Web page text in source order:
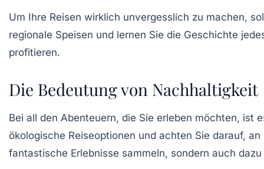
Um Ihre Reisen wirklich unvergesslich zu machen,
regionale Speisen und lernen Sie die Geschichte
profitieren.
Die Bedeutung von Nachhaltigkeit
Bei all den Abenteuern, die Sie erleben möchten,
ökologische Reiseoptionen und achten Sie darauf,
fantastische Erlebnisse sammeln, sondern auch